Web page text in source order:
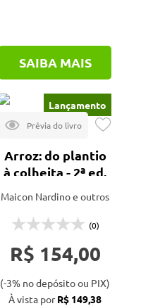
SAIBA MAIS
Lançamento
Arroz: do plantio
à colheita - 2ª ed.
Maicon Nardino e outros
(0)
R$ 154,00
(-3% no depósito ou PIX)
À vista porR$ 149,38